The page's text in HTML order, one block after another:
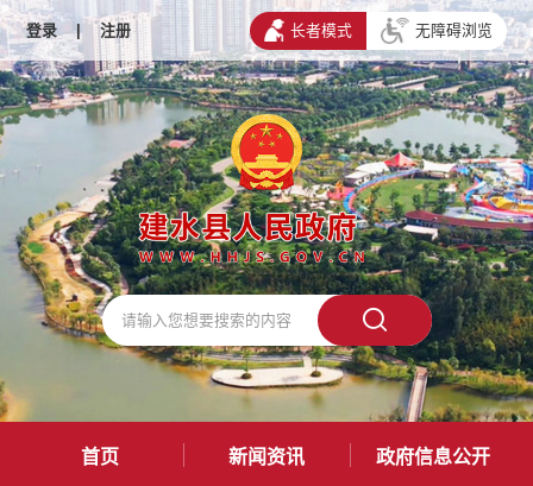
登录 | 注册 长者模式 无障碍浏览
首页 新闻资讯 政府信息公开